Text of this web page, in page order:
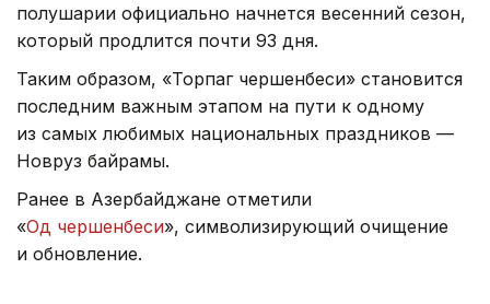
полушарии официально начнется весенний сезон,
который продлится почти 93 дня.
Таким образом, «Торпаг чершенбеси» становится
последним важным этапом на пути к одному
из самых любимых национальных праздников —
Новруз байрамы.
Ранее в Азербайджане отметили
«Од чершенбеси», символизирующий очищение
и обновление.